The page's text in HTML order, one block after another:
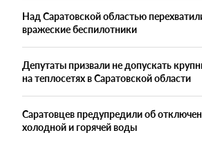
Над Саратовской областью
вражеские беспилотники
Депутаты призвали не допускать
на теплосетях в Саратовской области
Саратовцев предупредили об
холодной и горячей воды